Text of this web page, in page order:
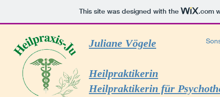
This site was designed with the .com
Juliane Vögele
Heilpraktikerin
Heilpraktikerin für